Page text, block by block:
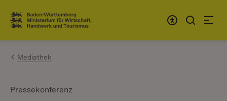
Zum Inhalt springen
Link zur Startseite
Mediathek
Pressekonferenz